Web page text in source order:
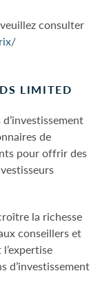
consulter
LIMITED
de
pour offrir des
la richesse
conseillers et
d’investissement